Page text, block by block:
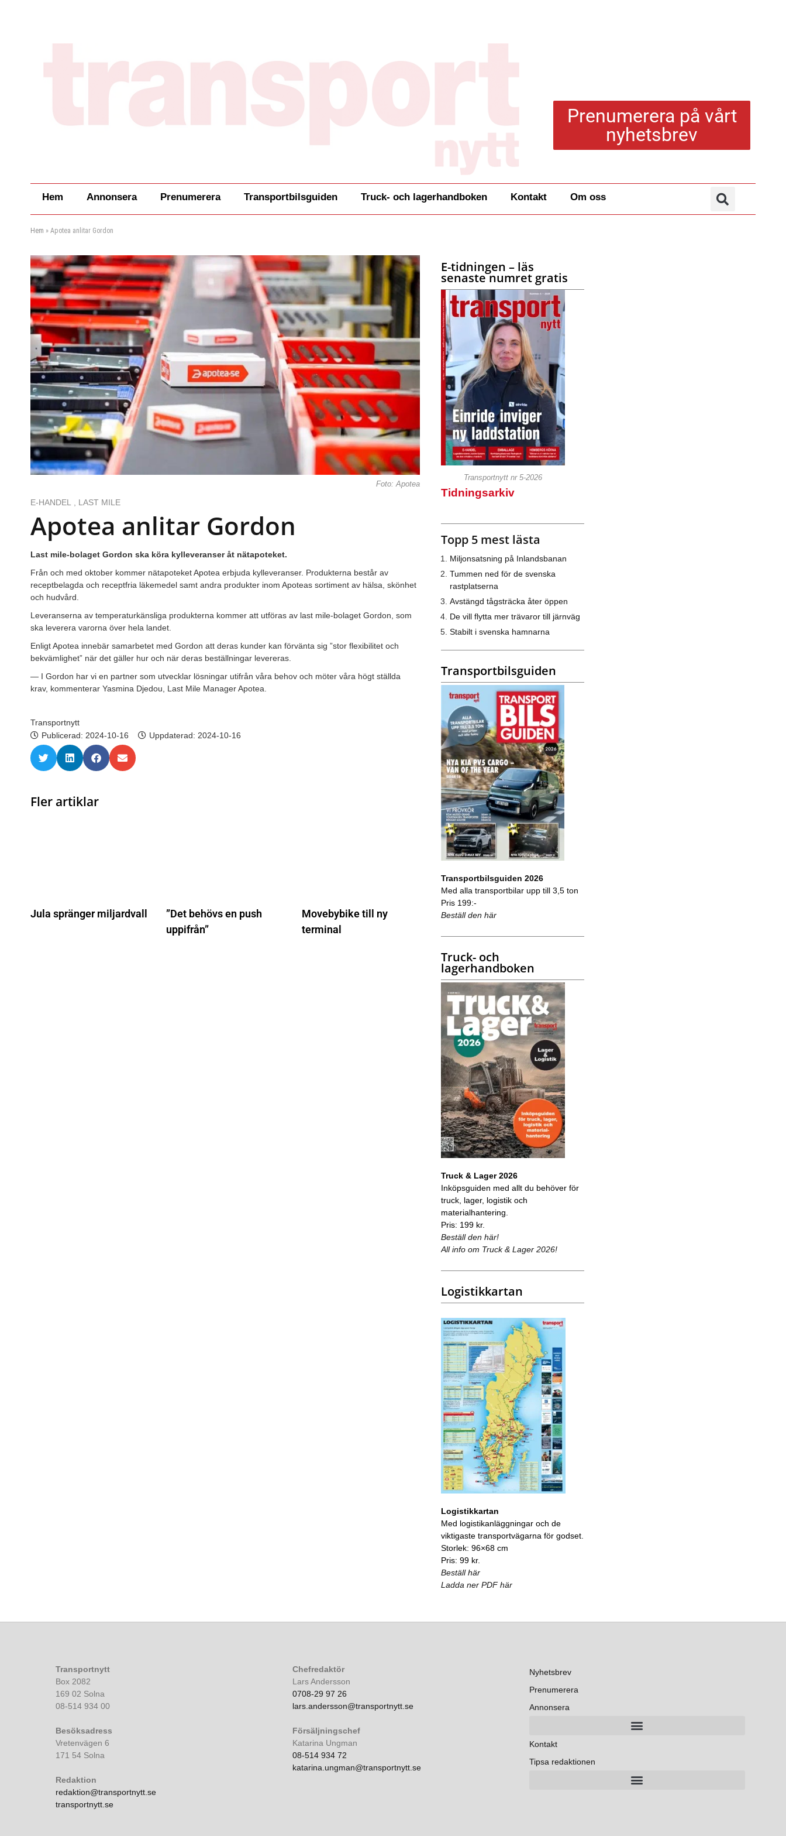
Prenumerera på vårt
nyhetsbrev
Hem Annonsera Prenumerera Transportbilsguiden Truck- och lagerhandboken Kontakt Om oss
Hem » Apotea anlitar Gordon
Foto: Apotea
E-HANDEL LAST MILE
Apotea anlitar Gordon
Last mile-bolaget Gordon ska köra kylleveranser åt nätapoteket.
Från och med oktober kommer nätapoteket Apotea erbjuda kylleveranser. Produkterna består av
receptbelagda och receptfria läkemedel samt andra produkter inom Apoteas sortiment av hälsa, skönhet
och hudvård.
Leveranserna av temperaturkänsliga produkterna kommer att utföras av last mile-bolaget Gordon, som
ska leverera varorna över hela landet.
Enligt Apotea innebär samarbetet med Gordon att deras kunder kan förvänta sig ”stor flexibilitet och
bekvämlighet” när det gäller hur och när deras beställningar levereras.
— I Gordon har vi en partner som utvecklar lösningar utifrån våra behov och möter våra högt ställda
krav, kommenterar Yasmina Djedou, Last Mile Manager Apotea.
Transportnytt
Publicerad: 2024-10-16 Uppdaterad: 2024-10-16
Fler artiklar
Jula spränger miljardvall
”Det behövs en push
uppifrån”
Movebybike till ny
terminal
E-tidningen – läs
senaste numret gratis
Transportnytt nr 5-2026
Tidningsarkiv
Topp 5 mest lästa
Miljonsatsning på Inlandsbanan
Tummen ned för de svenska
rastplatserna
Avstängd tågsträcka åter öppen
De vill flytta mer trävaror till järnväg
Stabilt i svenska hamnarna
Transportbilsguiden
Transportbilsguiden 2026
Med alla transportbilar upp till 3,5 ton
Pris 199:-
Beställ den här
Truck- och
lagerhandboken
Truck & Lager 2026
Inköpsguiden med allt du behöver för
truck, lager, logistik och
materialhantering.
Pris: 199 kr.
Beställ den här!
All info om Truck & Lager 2026!
Logistikkartan
Logistikkartan
Med logistikanläggningar och de
viktigaste transportvägarna för godset.
Storlek: 96×68 cm
Pris: 99 kr.
Beställ här
Ladda ner PDF här
Transportnytt
Box 2082
169 02 Solna
08-514 934 00
Besöksadress
Vretenvägen 6
171 54 Solna
Redaktion
redaktion@transportnytt.se
transportnytt.se
Chefredaktör
Lars Andersson
0708-29 97 26
lars.andersson@transportnytt.se
Försäljningschef
Katarina Ungman
08-514 934 72
katarina.ungman@transportnytt.se
Nyhetsbrev
Prenumerera
Annonsera
Kontakt
Tipsa redaktionen